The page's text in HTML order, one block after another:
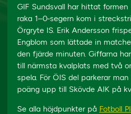
GIF Sundsvall har hittat formen
raka 1–0-segern kom i
Örgryte IS. Erik Andersson
Engblom som lättade in
den fjärde minuten. Giffarna
till närmsta kvalplats med två
spela. För ÖIS del parkerar
poäng upp till Skövde AIK på
Se alla höjdpunkter på Fotboll